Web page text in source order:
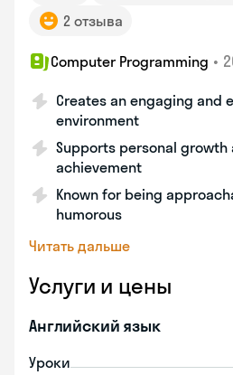
2 отзыва
Computer Programming •
Creates an engaging and
environment
Supports personal growth
achievement
Known for being
humorous
Читать дальше
Услуги и цены
Английский язык
Уроки